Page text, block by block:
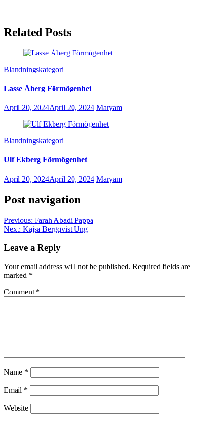
Related Posts
Blandningskategori
Lasse Åberg Förmögenhet
April 20, 2024April 20, 2024 Maryam
Blandningskategori
Ulf Ekberg Förmögenhet
April 20, 2024April 20, 2024 Maryam
Post navigation
Previous: Farah Abadi Pappa
Next: Kajsa Bergqvist Ung
Leave a Reply
Your email address will not be published. Required fields are
marked *
Comment *
Name *
Email *
Website